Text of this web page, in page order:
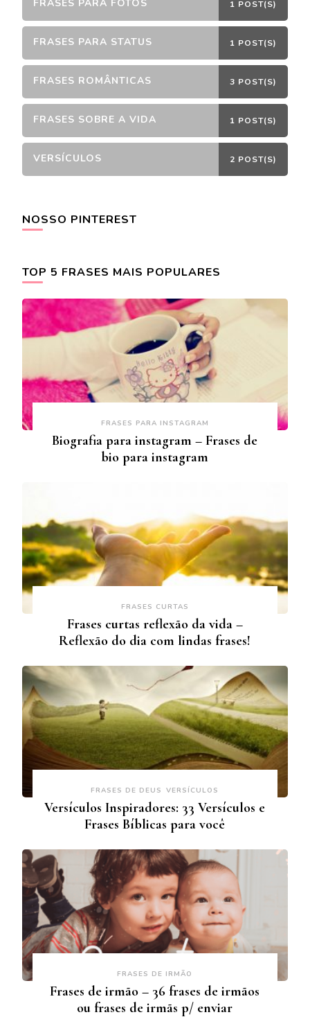
FRASES PARA FOTOS 1 POST(S)
FRASES PARA STATUS 1 POST(S)
FRASES ROMÂNTICAS 3 POST(S)
FRASES SOBRE A VIDA 1 POST(S)
VERSÍCULOS 2 POST(S)
NOSSO PINTEREST
TOP 5 FRASES MAIS POPULARES
FRASES PARA INSTAGRAM
Biografia para instagram – Frases de
bio para instagram
FRASES CURTAS
Frases curtas reflexão da vida –
Reflexão do dia com lindas frases!
FRASES DE DEUS VERSÍCULOS
Versículos Inspiradores: 33 Versículos e
Frases Bíblicas para você
FRASES DE IRMÃO
Frases de irmão – 36 frases de irmãos
ou frases de irmãs p/ enviar